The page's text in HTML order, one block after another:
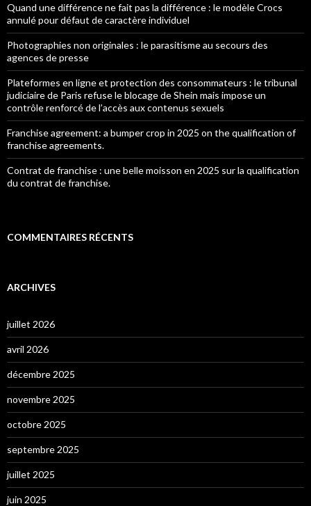
Quand une différence ne fait pas la différence : le modèle Crocs
annulé pour défaut de caractère individuel
Photographies non originales : le parasitisme au secours des
agences de presse
Plateformes en ligne et protection des consommateurs : le tribunal
judiciaire de Paris refuse le blocage de Shein mais impose un
contrôle renforcé de l’accès aux contenus sexuels
Franchise agreement: a bumper crop in 2025 on the qualification of
franchise agreements.
Contrat de franchise : une belle moisson en 2025 sur la qualification
du contrat de franchise.
COMMENTAIRES RÉCENTS
ARCHIVES
juillet 2026
avril 2026
décembre 2025
novembre 2025
octobre 2025
septembre 2025
juillet 2025
juin 2025